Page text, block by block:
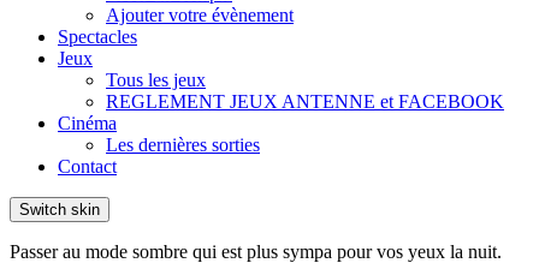
Ajouter votre évènement
Spectacles
Jeux
Tous les jeux
REGLEMENT JEUX ANTENNE et FACEBOOK
Cinéma
Les dernières sorties
Contact
Switch skin
Passer au mode sombre qui est plus sympa pour vos yeux la nuit.